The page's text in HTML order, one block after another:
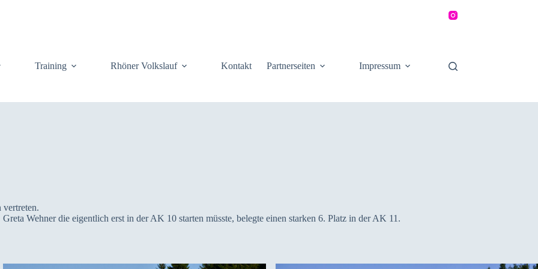
Training Rhöner Volkslauf Kontakt Partnerseiten Impressum
Wehner die eigentlich erst in der AK 10 starten müsste, belegte einen starken 6. Platz in der AK 11.